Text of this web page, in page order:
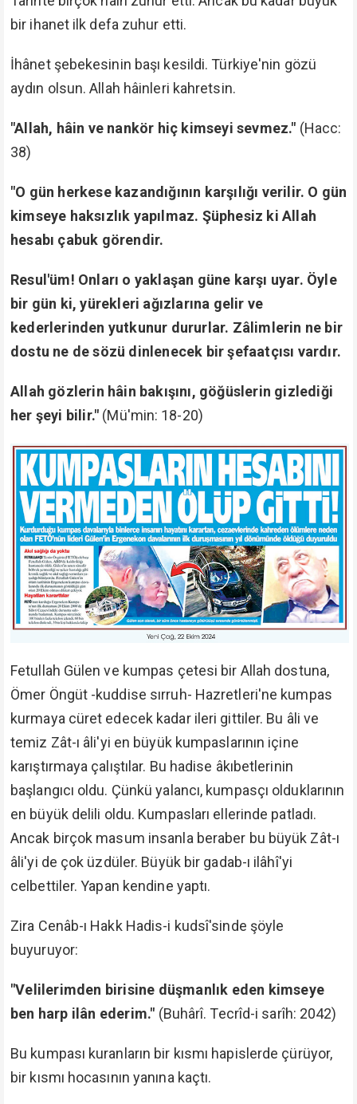
Fetullah Gülen ve kumpas çetesi bir Allah dostuna,
Ömer Öngüt -kuddise sırruh- Hazretleri'ne kumpas
kurmaya cüret edecek kadar ileri gittiler. Bu âli ve
karıştırmaya çalıştılar. Bu hadise âkıbetlerinin
başlangıcı oldu. Çünkü yalancı, kumpasçı olduklarının
en büyük delili oldu. Kumpasları ellerinde patladı.
Ancak birçok masum insanla beraber bu büyük Zât-ı
celbettiler. Yapan kendine yaptı.
Zira Cenâb-ı Hakk Hadis-i kudsî'sinde şöyle
buyuruyor:
"Velilerimden birisine düşmanlık eden kimseye
ben harp ilân ederim."(Buhârî. Tecrîd-i sarîh: 2042)
Bu kumpası kuranların bir kısmı hapislerde çürüyor,
bir kısmı hocasının yanına kaçtı.
Ve bugün bu kumpası kuranların hocası öldü. En
büyük bir İslâm düşmanı yok oldu.
Ehl-i İslâm'ın, ehl-i irfanın, iman kahramanlarının gözü
aydın olsun.
"Rabb'ine andolsun ki, biz onları da şeytanları da
mutlaka mahşerde toplayacağız. Sonra da onları
diz üstü çökmüş bir vaziyette cehennemin
çevresinde hazır bulunduracağız.